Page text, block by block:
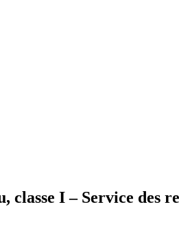
classe I – Service des